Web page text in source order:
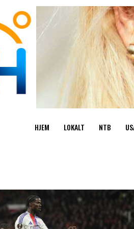
HJEM LOKALT NTB